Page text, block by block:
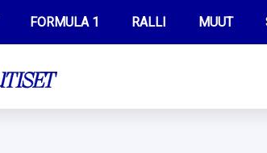
FORMULA 1 RALLI MUUT